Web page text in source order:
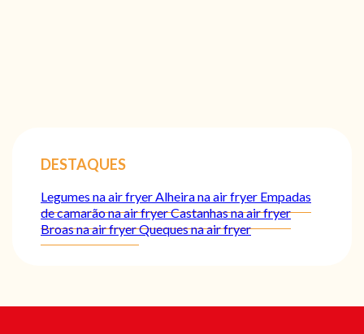
DESTAQUES
Legumes na air fryerAlheira na air fryer Empadas
de camarão na air fryerCastanhas na air fryer
Broas na air fryerQueques na air fryer